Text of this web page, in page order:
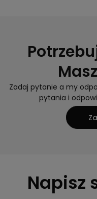
Zadaj pytanie a my
pytania i
Napisz